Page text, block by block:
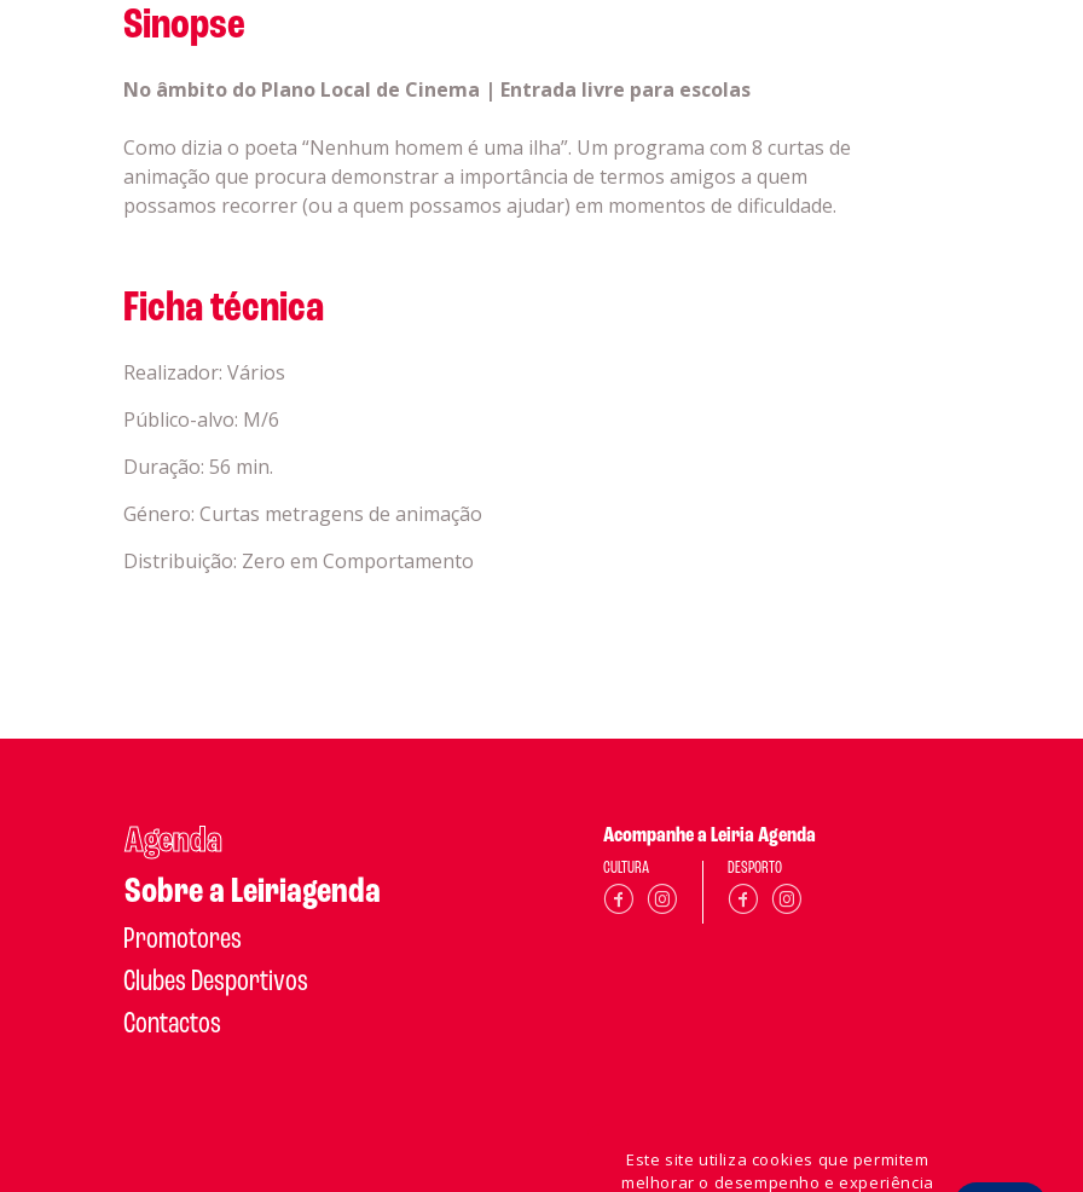
Sinopse
No âmbito do Plano Local de Cinema | Entrada livre para escolas
Como dizia o poeta “Nenhum homem é uma ilha”. Um programa com 8 curtas de
animação que procura demonstrar a importância de termos amigos a quem
possamos recorrer (ou a quem possamos ajudar) em momentos de dificuldade.
Ficha técnica
Realizador: Vários
Público-alvo: M/6
Duração: 56 min.
Género: Curtas metragens de animação
Distribuição: Zero em Comportamento
Agenda
Sobre a Leiriagenda
Promotores
Clubes Desportivos
Contactos
Acompanhe a Leiria Agenda
CULTURA DESPORTO
Este site utiliza cookies que permitem
melhorar o desempenho e experiência